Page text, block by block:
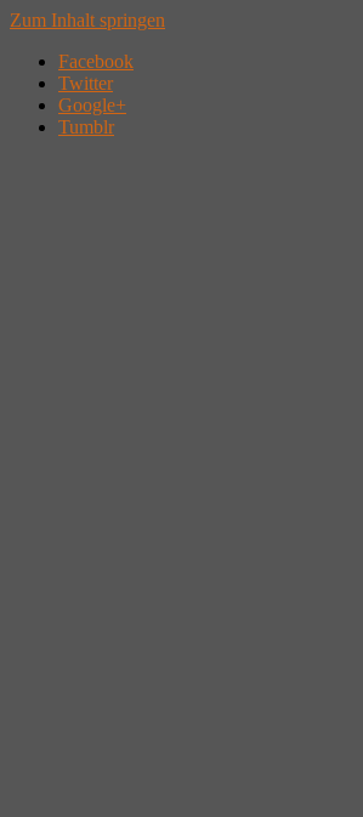
Zum Inhalt springen
Facebook
Twitter
Google+
Tumblr